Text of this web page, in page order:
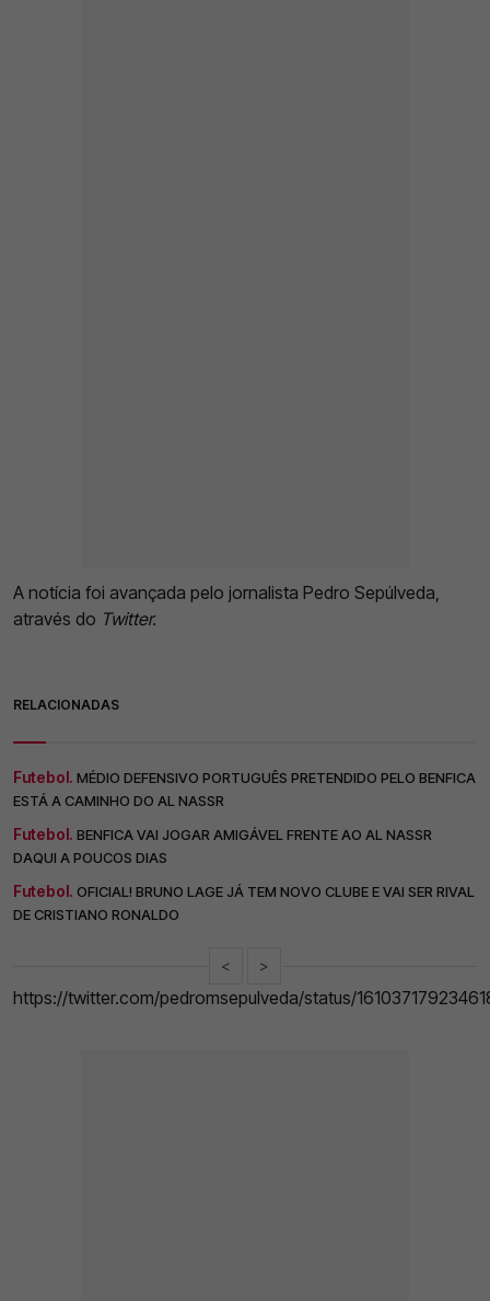
A notícia foi avançada pelo jornalista Pedro Sepúlveda,
através do Twitter.
RELACIONADAS
Futebol. MÉDIO DEFENSIVO PORTUGUÊS PRETENDIDO PELO BENFICA
ESTÁ A CAMINHO DO AL NASSR
Futebol. BENFICA VAI JOGAR AMIGÁVEL FRENTE AO AL NASSR
DAQUI A POUCOS DIAS
Futebol. OFICIAL! BRUNO LAGE JÁ TEM NOVO CLUBE E VAI SER RIVAL
DE CRISTIANO RONALDO
< >
https://twitter.com/pedromsepulveda/status/